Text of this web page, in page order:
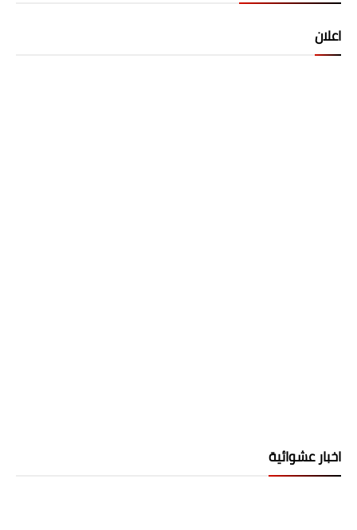
اعلان
اخبار عشوائية